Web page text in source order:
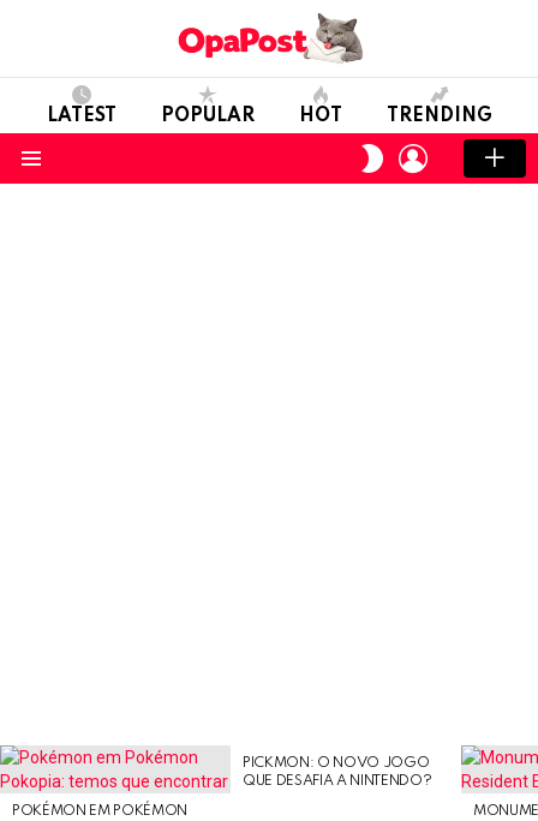
LATEST POPULAR HOT TRENDING
SWITCH
SKIN
LOGIN
LATEST
STORIES
POKÉMON EM POKÉMON
PICKMON: O NOVO JOGO
QUE DESAFIA A NINTENDO?